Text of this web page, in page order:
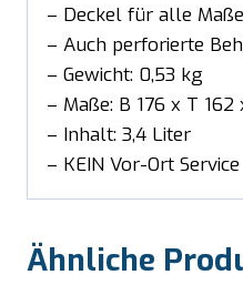
– Deckel für alle
– Auch perforierte
– Gewicht: 0,53 kg
– Maße: B 176 x T
– Inhalt: 3,4 Liter
– KEIN Vor-Ort Service
Ähnliche